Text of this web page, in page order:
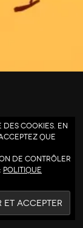
cookies. En
que
de contrôler
Politique